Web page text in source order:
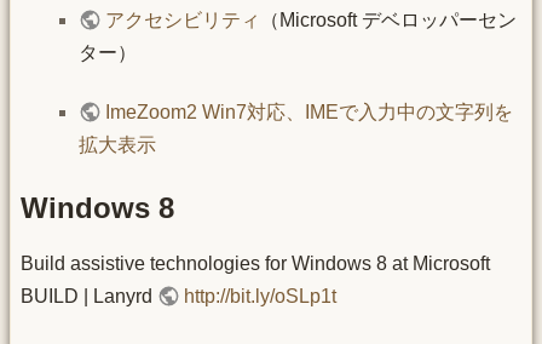
アクセシビリティ
（Microsoft デベロッパーセン
ター）
ImeZoom2 Win7対応、IMEで入力中の文字列を
拡大表示
Windows 8
Build assistive technologies for Windows 8 at Microsoft
BUILD | Lanyrd
http://bit.ly/oSLp1t